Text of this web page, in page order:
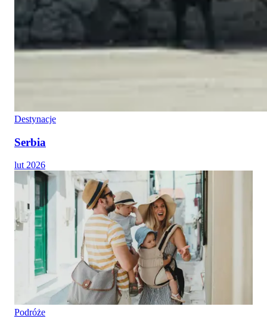
Destynacje
Serbia
lut 2026
Podróże